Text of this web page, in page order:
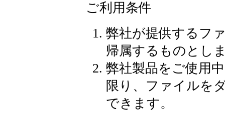
ご利用条件
弊社が提供するフ
帰属するものとし
弊社製品をご使用
限り、ファイルを
できます。